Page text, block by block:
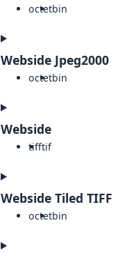
octetbin
Webside Jpeg2000
octetbin
Webside
tifftif
Webside Tiled TIFF
octetbin